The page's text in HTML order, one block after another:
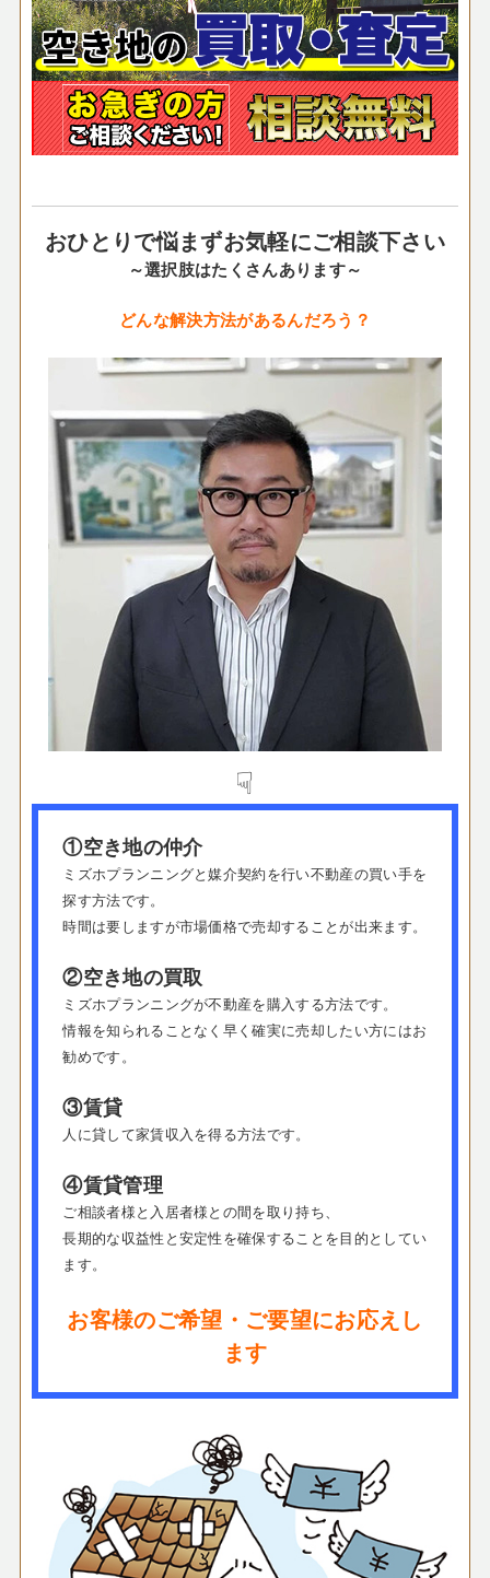
おひとりで悩まずお気軽にご相談下さい
～選択肢はたくさんあります～
どんな解決方法があるんだろう？
☟
①空き地の仲介
ミズホプランニングと媒介契約を行い不動産の買い手を
探す方法です。
時間は要しますが市場価格で売却することが出来ます。
②空き地の買取
ミズホプランニングが不動産を購入する方法です。
情報を知られることなく早く確実に売却したい方にはお
勧めです。
③賃貸
人に貸して家賃収入を得る方法です。
④賃貸管理
ご相談者様と入居者様との間を取り持ち、
長期的な収益性と安定性を確保することを目的としてい
ます。
お客様のご希望・ご要望にお応えし
ます